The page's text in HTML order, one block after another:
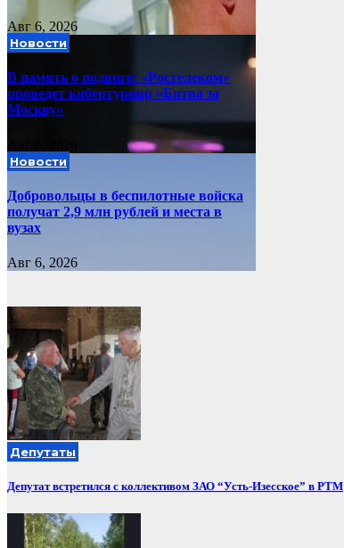
Авг 6, 2026
Новости
В память о подвиге: «Ростелеком»
проведет кибертурнир «Битва за
Москву»
Новости
Добровольцы в беспилотные войска
получат 2,9 млн рублей и места в
вузах
Авг 6, 2026
Депутаты
Депутат встретился с коллективом ЗАО “Усть-Изесское” в РТМ